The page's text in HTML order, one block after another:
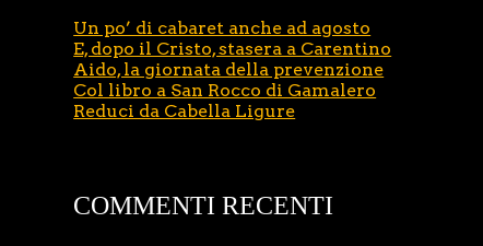
Un po’ di cabaret anche ad agosto
E, dopo il Cristo, stasera a Carentino
Aido, la giornata della prevenzione
Col libro a San Rocco di Gamalero
Reduci da Cabella Ligure
COMMENTI RECENTI